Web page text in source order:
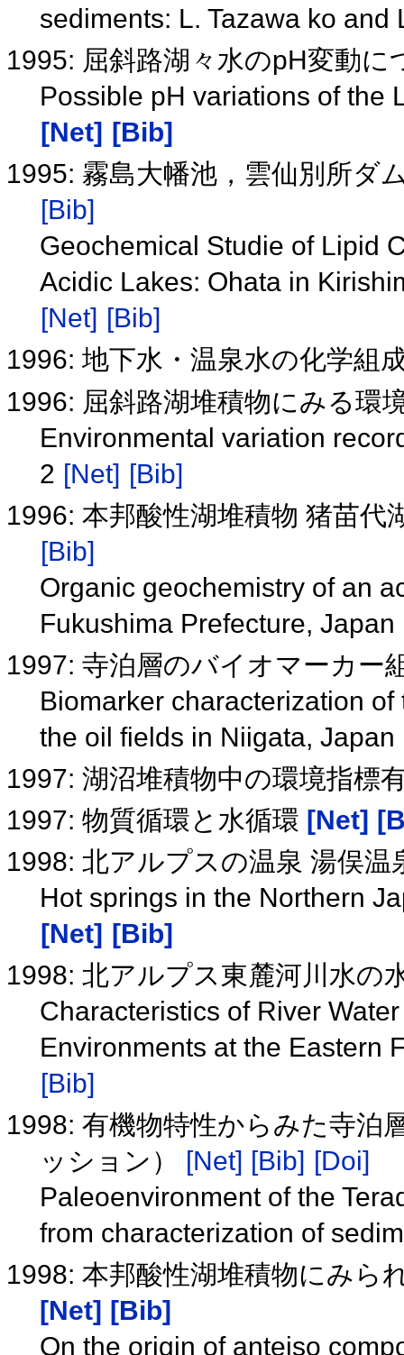
sediments: L. Tazawa ko
1995: 屈斜路湖々水のpH変動
Possible pH variations of the
[Net]
[Bib]
1995: 霧島大幡池，雲仙別所ダ
[Bib]
Geochemical Studie of Lipid
Acidic Lakes: Ohata in
[Net] [Bib]
1996: 地下水・温泉水の化学組
1996: 屈斜路湖堆積物にみる環
Environmental variation
2 [Net] [Bib]
1996: 本邦酸性湖堆積物 猪苗
[Bib]
Organic geochemistry of an
Fukushima Prefecture, Japan
1997: 寺泊層のバイオマーカー
Biomarker characterization
the oil fields in Niigata, Japan
1997: 湖沼堆積物中の環境指標
1997: 物質循環と水循環 [Net]
1998: 北アルプスの温泉 湯俣
Hot springs in the Northern
[Net] [Bib]
1998: 北アルプス東麓河川水の
Characteristics of River
Environments at the Eastern
[Bib]
1998: 有機物特性からみた寺泊
ッション） [Net] [Bib] [Doi]
Paleoenvironment of the
from characterization of
1998: 本邦酸性湖堆積物にみら
[Net] [Bib]
On the origin of anteiso